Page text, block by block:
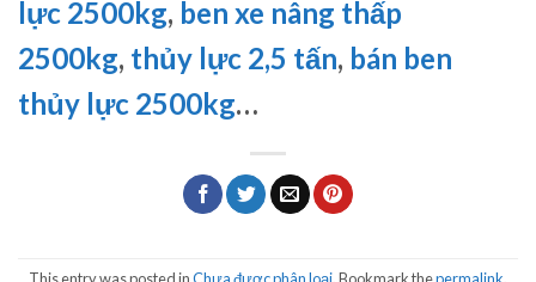
lực 2500kg, ben xe nâng thấp
2500kg, thủy lực 2,5 tấn, bán ben
thủy lực 2500kg…